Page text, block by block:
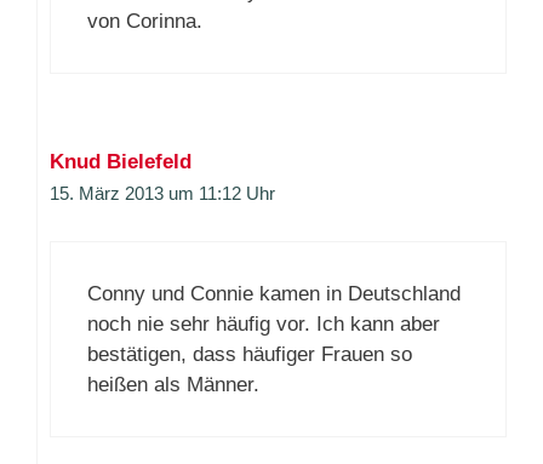
von Corinna.
Knud Bielefeld
15. März 2013 um 11:12 Uhr
Conny und Connie kamen in Deutschland
noch nie sehr häufig vor. Ich kann aber
bestätigen, dass häufiger Frauen so
heißen als Männer.